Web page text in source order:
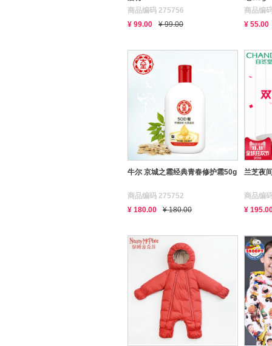
商品编码 275756
¥ 99.00
¥ 99.00
商品编
¥ 55.00
牛尔 京城之霜经典青春修护霜50g
商品编码 275752
¥ 180.00
¥ 180.00
兰芝夜
商品编
¥